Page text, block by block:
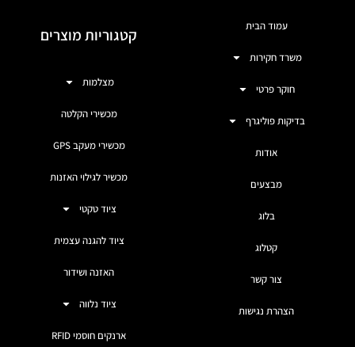
עמוד הבית
משרד חקירות
חוקר פרטי
בדיקות פוליגרף
אודות
מבצעים
בלוג
קטלוג
צור קשר
הצהרת נגישות
קטגוריות מוצרים
מצלמות
מכשירי הקלטה
מכשירי מעקב GPS
מכשיר לגילוי האזנות
ציוד טקטי
ציוד להגנה עצמית
האזנה ושידור
ציוד נלווה
ארנקים חוסמי RFID